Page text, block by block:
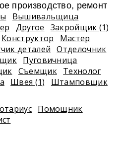
производство, ремонт
Вышивальщица
Другое
Закройщик (1)
Конструктор
Мастер
деталей
Отделочник
Пуговичница
Съемщик Технолог
Швея (1) Штамповщик
Помощник